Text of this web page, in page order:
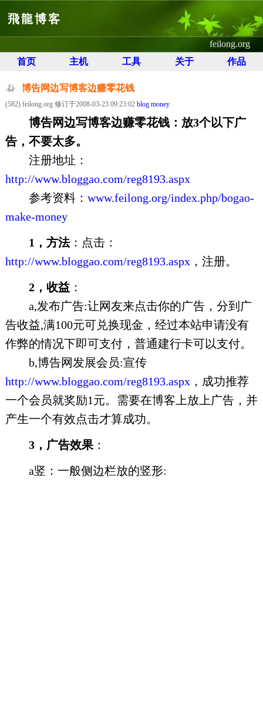
飛龍博客
feilong.org
首页
主机 工具 关于 作品
博告网边写博客边赚零花钱
(582) feilong.org 修订于2008-03-23 09:23:02 blog money
博告网边写博客边赚零花钱：放3个以下广
告，不要太多。
注册地址：
http://www.bloggao.com/reg8193.aspx
参考资料： www.feilong.org/index.php/bogao-
make-money
1，方法：点击：
http://www.bloggao.com/reg8193.aspx，注册。
2，收益：
a,发布广告:让网友来点击你的广告，分到广
告收益,满100元可兑换现金，经过本站申请没有
作弊的情况下即可支付，普通建行卡可以支付。
b,博告网发展会员:宣传
http://www.bloggao.com/reg8193.aspx，成功推荐
一个会员就奖励1元。需要在博客上放上广告，并
产生一个有效点击才算成功。
3，广告效果：
a竖：一般侧边栏放的竖形: